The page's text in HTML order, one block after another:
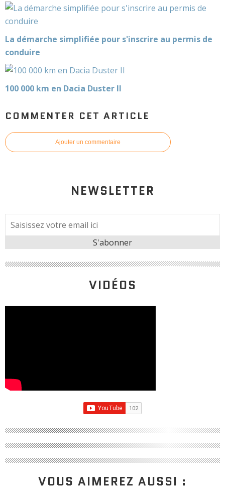
La démarche simplifiée pour s'inscrire au permis de
conduire
100 000 km en Dacia Duster II
COMMENTER CET ARTICLE
Ajouter un commentaire
NEWSLETTER
VIDÉOS
VOUS AIMEREZ AUSSI :